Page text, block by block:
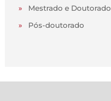
» Mestrado e Doutorado
» Pós-doutorado